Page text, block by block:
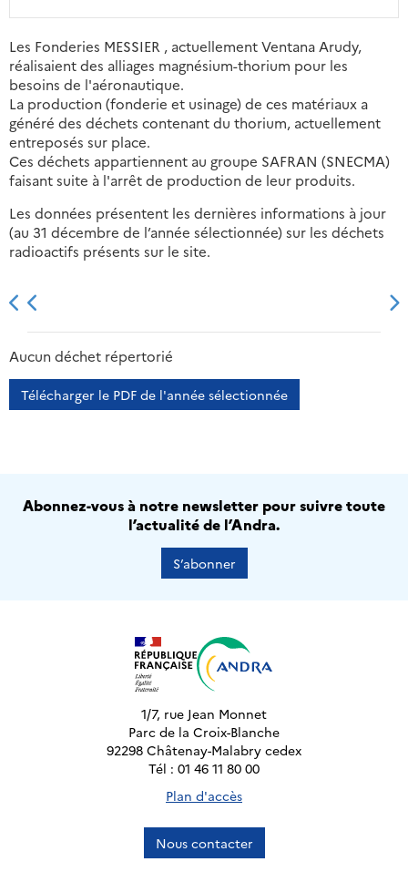
Les Fonderies MESSIER , actuellement Ventana Arudy,
réalisaient des alliages magnésium-thorium pour les
besoins de l'aéronautique.
La production (fonderie et usinage) de ces matériaux a
généré des déchets contenant du thorium, actuellement
entreposés sur place.
Ces déchets appartiennent au groupe SAFRAN (SNECMA)
faisant suite à l'arrêt de production de leur produits.
Les données présentent les dernières informations à jour
(au 31 décembre de l’année sélectionnée) sur les déchets
radioactifs présents sur le site.
2013 2014
Aucun déchet répertorié
Télécharger le PDF de l'année sélectionnée
Abonnez-vous à notre newsletter pour suivre toute
l’actualité de l’Andra.
S’abonner
1/7, rue Jean Monnet
Parc de la Croix-Blanche
92298 Châtenay-Malabry cedex
Tél : 01 46 11 80 00
Plan d'accès
Nous contacter